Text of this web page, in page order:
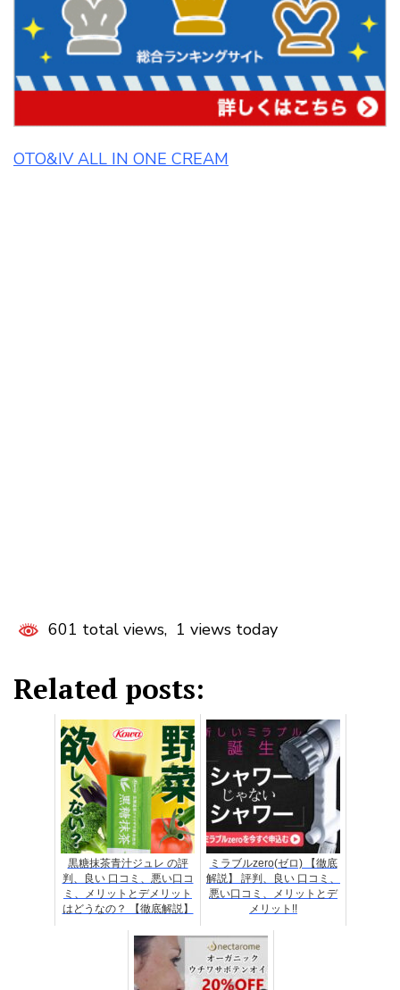
OTO&IV ALL IN ONE CREAM
601 total views, 1 views today
Related posts:
黒糖抹茶青汁ジュレ の評
判、良い 口コミ、悪い口コ
ミ、メリットとデメリット
はどうなの？ 【徹底解説】
ミラブルzero(ゼロ) 【徹底
解説】 評判、良い 口コミ、
悪い口コミ、メリットとデ
メリット!!